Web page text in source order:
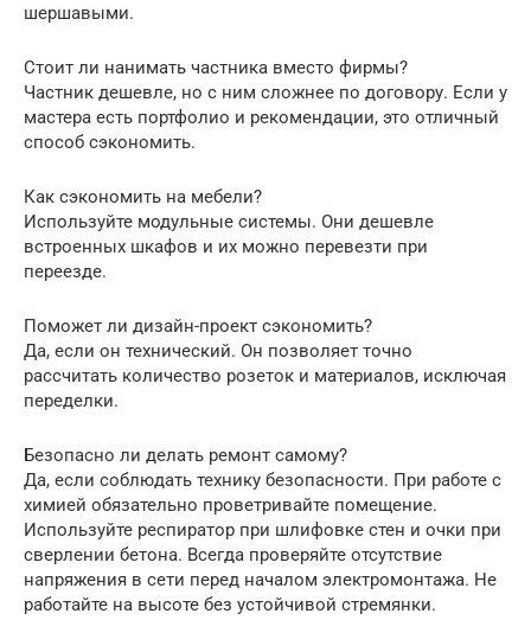
шершавыми.
Стоит ли нанимать частника вместо фирмы?
Частник дешевле, но с ним сложнее по договору. Если у
мастера есть портфолио и рекомендации, это отличный
способ сэкономить.
Как сэкономить на мебели?
Используйте модульные системы. Они дешевле
встроенных шкафов и их можно перевезти при
переезде.
Поможет ли дизайн-проект сэкономить?
Да, если он технический. Он позволяет точно
рассчитать количество розеток и материалов, исключая
переделки.
Безопасно ли делать ремонт самому?
Да, если соблюдать технику безопасности. При работе с
химией обязательно проветривайте помещение.
Используйте респиратор при шлифовке стен и очки при
сверлении бетона. Всегда проверяйте отсутствие
напряжения в сети перед началом электромонтажа. Не
работайте на высоте без устойчивой стремянки.